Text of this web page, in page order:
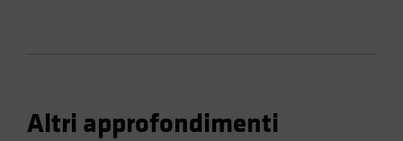
Altri approfondimenti